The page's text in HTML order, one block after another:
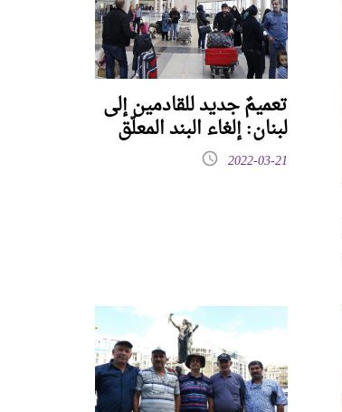
تعميمٌ جديد للقادمين إلى
لبنان: إلغاء البند المعلّق
2022-03-21